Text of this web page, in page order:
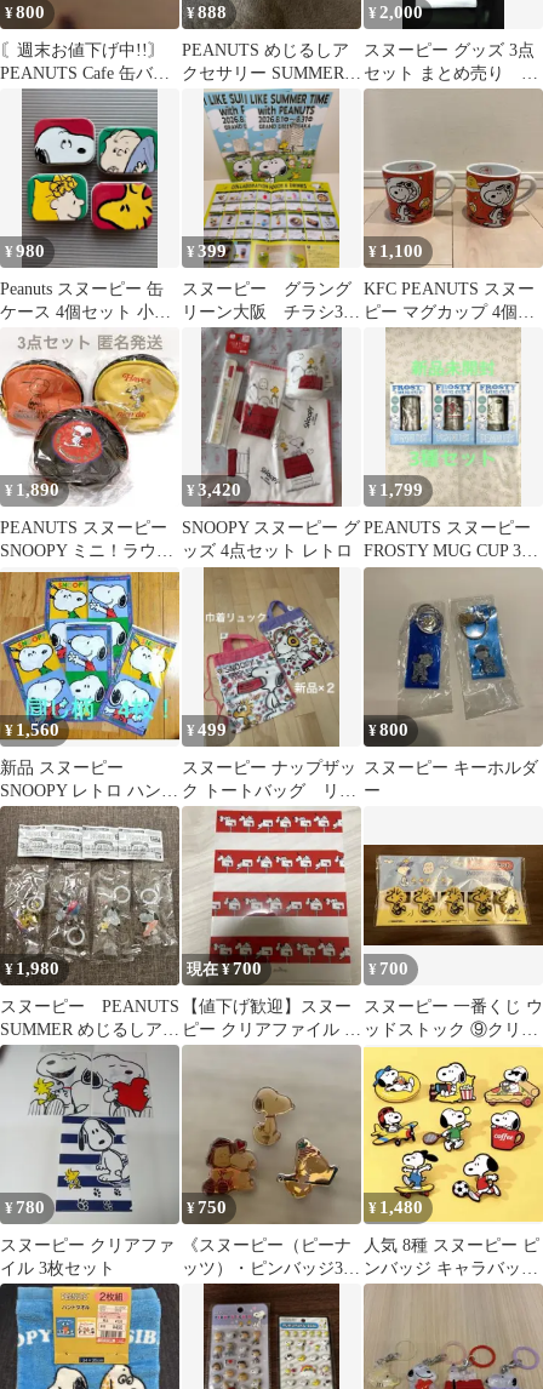
¥800
〘週末お値下げ中!!〙
PEANUTS Cafe 缶バッ
ジ 2種セット
¥888
PEANUTS めじるしア
クセサリー SUMMER
スヌーピー オラフ
¥ 2,000
スヌーピー グッズ 3点
セット まとめ売り オ
マケ2点付き
¥980
Peanuts スヌーピー 缶
ケース 4個セット 小物
入れ
¥399
スヌーピー グラング
リーン大阪 チラシ3枚
セット
¥ 1,100
KFC PEANUTS スヌー
ピー マグカップ 4個セ
ット
¥ 1,890
PEANUTS スヌーピー
SNOOPY ミニ！ラウン
ドポーチ チャーリー
¥3,420
SNOOPY スヌーピー グ
ッズ 4点セット レトロ
¥ 1,799
PEANUTS スヌーピー
FROSTY MUG CUP 3種
セット
¥ 1,560
新品 スヌーピー
SNOOPY レトロ ハンカ
チ 4枚セット ヴィンテ
ージ 昭和
¥499
スヌーピー ナップザッ
ク トートバッグ リュ
ック 2WAY 2枚セット
巾着袋
¥800
スヌーピー キーホルダ
ー
¥1,980
スヌーピー PEANUTS
SUMMER めじるしアク
セサリー セット
現在 ¥700
【値下げ歓迎】スヌー
ピー クリアファイル 5
枚セット
¥ 700
スヌーピー 一番くじ ウ
ッドストック ⑨クリッ
プセット
¥ 780
スヌーピー クリアファ
イル 3枚セット
¥750
《スヌーピー（ピーナ
ッツ）・ピンバッジ3個
まとめ売り※ピン留め
なし》SNOOPY
¥ 1,480
人気 8種 スヌーピー ピ
ンバッジ キャラバッジ
SNOOPY お得